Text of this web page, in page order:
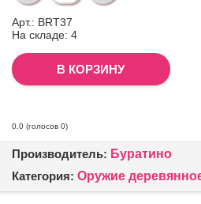
Арт.: BRT37
На складе: 4
0.0 (голосов 0)
Производитель: Буратино
Категория: Оружие